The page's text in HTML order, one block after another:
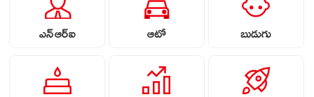
ఎన్ఆర్ఐ ఆటో బుడుగు